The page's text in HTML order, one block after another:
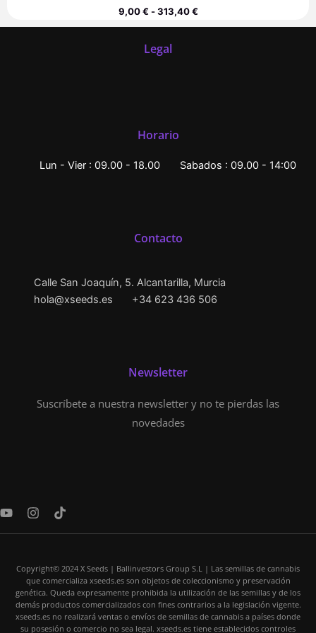
9,00€ - 313,40€
Legal
Horario
Lun - Vier : 09.00 - 18.00 Sabados : 09.00 - 14:00
Contacto
Calle San Joaquín, 5. Alcantarilla, Murcia
hola@xseeds.es
+34 623 436 506
Newsletter
Suscríbete a nuestra newsletter y no te pierdas las
novedades
Y
u
I
s
g
r
a
m
T
k
o
k
Copyright© 2024 X Seeds | Ballinvestors Group S.L | Las semillas de cannabis
que comercializa xseeds.es son objetos de coleccionismo y preservación
genética. Queda expresamente prohibida la utilización de las semillas y de los
demás productos comercializados con fines contrarios a la legislación vigente.
xseeds.es no realizará ventas o envíos de semillas de cannabis a países donde
su posesión o comercio no sea legal. xseeds.es tiene establecidos controles